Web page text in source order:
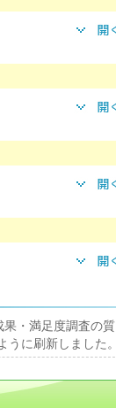
・満足度調査の質
に刷新しました。